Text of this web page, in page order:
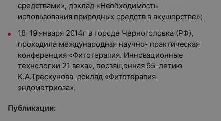
средствами», доклад «Необходимость
использования природных средств в акушерстве»;
18-19 января 2014г в городе Черноголовка (РФ),
проходила международная научно- практическая
конференция «Фитотерапия. Инновационные
технологии 21 века», посвященная 95-летию
К.А.Трескунова, доклад «Фитотерапия
эндометриоза».
Публикации: